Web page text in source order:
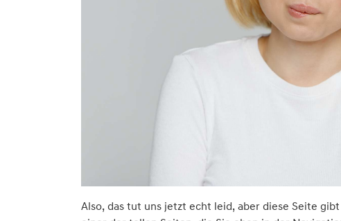
Also, das tut uns jetzt echt leid, aber diese Seite